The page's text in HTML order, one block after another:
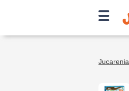
Jucarenia